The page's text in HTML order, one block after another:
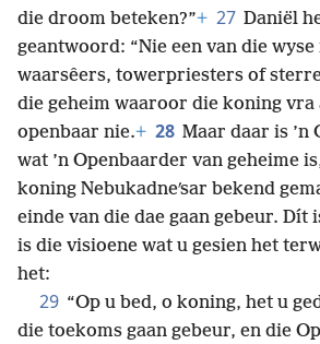
die droom beteken?”+ 27 Daniël
geantwoord: “Nie een van die wyse
waarsêers, towerpriesters of
die geheim waaroor die koning vra
openbaar nie.+ 28 Maar daar is ’n
wat ’n Openbaarder van geheime
koning Nebukadneʹsar bekend
einde van die dae gaan gebeur. Dít
is die visioene wat u gesien het
het:
29 “Op u bed, o koning, het u
die toekoms gaan gebeur, en die